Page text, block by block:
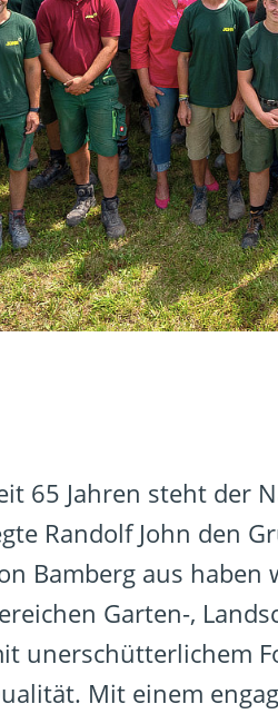
65 Jahren steht der
Randolf John den
Bamberg aus
Garten-,
unerschütterlichem
Mit einem